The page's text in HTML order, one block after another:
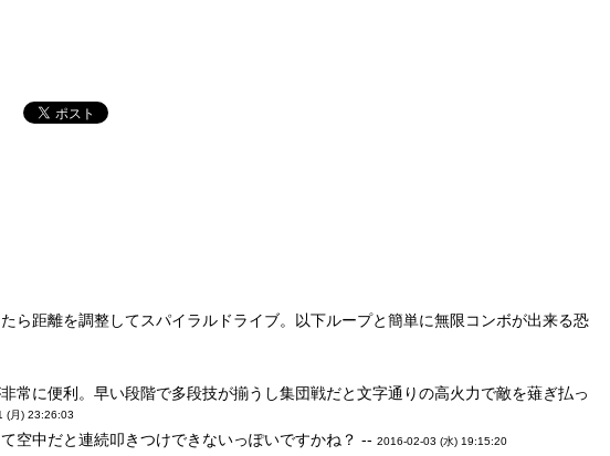
距離を調整してスパイラルドライブ。以下ループと簡単に無限コンボが出来る恐
に便利。早い段階で多段技が揃うし集団戦だと文字通りの高火力で敵を薙ぎ払っ
(月) 23:26:03
空中だと連続叩きつけできないっぽいですかね？ --2016-02-03 (水) 19:15:20